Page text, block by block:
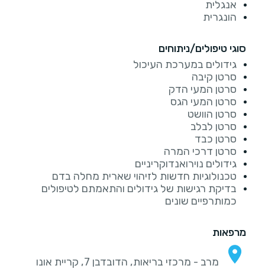
אנגלית
הונגרית
סוגי טיפולים/ניתוחים
גידולים במערכת העיכול
סרטן קיבה
סרטן המעי הדק
סרטן המעי הגס
סרטן הוושט
סרטן לבלב
סרטן כבד
סרטן דרכי המרה
גידולים נוירואנדוקריניים
טכנולוגיות חדשות לזיהוי שארית מחלה בדם
בדיקת רגישות של גידולים והתאמתם לטיפולים
כמותרפיים שונים
מרפאות
מרב - מרכזי בריאות, הדובדבן 7, קריית אונו